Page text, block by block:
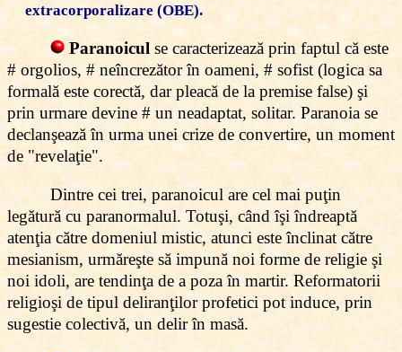
extracorporalizare (OBE).
Paranoicul se caracterizează prin faptul că este
# orgolios, # neîncrezător în oameni, # sofist (logica sa
formală este corectă, dar pleacă de la premise false) şi
prin urmare devine # un neadaptat, solitar. Paranoia se
declanşează în urma unei crize de convertire, un moment
de "revelaţie".
Dintre cei trei, paranoicul are cel mai puţin
legătură cu paranormalul. Totuşi, când îşi îndreaptă
atenţia către domeniul mistic, atunci este înclinat către
mesianism, urmăreşte să impună noi forme de religie şi
noi idoli, are tendinţa de a poza în martir. Reformatorii
religioşi de tipul deliranţilor profetici pot induce, prin
sugestie colectivă, un delir în masă.